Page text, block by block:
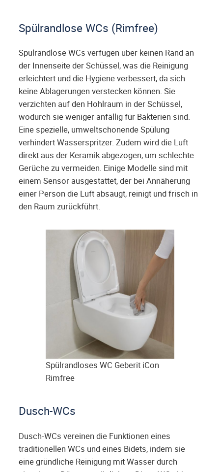
Spülrandlose WCs (Rimfree)
Spülrandlose WCs verfügen über keinen Rand an
der Innenseite der Schüssel, was die Reinigung
erleichtert und die Hygiene verbessert, da sich
keine Ablagerungen verstecken können. Sie
verzichten auf den Hohlraum in der Schüssel,
wodurch sie weniger anfällig für Bakterien sind.
Eine spezielle, umweltschonende Spülung
verhindert Wasserspritzer. Zudem wird die Luft
direkt aus der Keramik abgezogen, um schlechte
Gerüche zu vermeiden. Einige Modelle sind mit
einem Sensor ausgestattet, der bei Annäherung
einer Person die Luft absaugt, reinigt und frisch in
den Raum zurückführt.
Spülrandloses WC Geberit iCon
Rimfree
Dusch-WCs
Dusch-WCs vereinen die Funktionen eines
traditionellen WCs und eines Bidets, indem sie
eine gründliche Reinigung mit Wasser durch